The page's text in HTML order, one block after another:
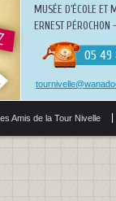
MUSÉE D'ÉCOLE ET
ERNEST
05 49
Les Amis de la Tour Nivelle